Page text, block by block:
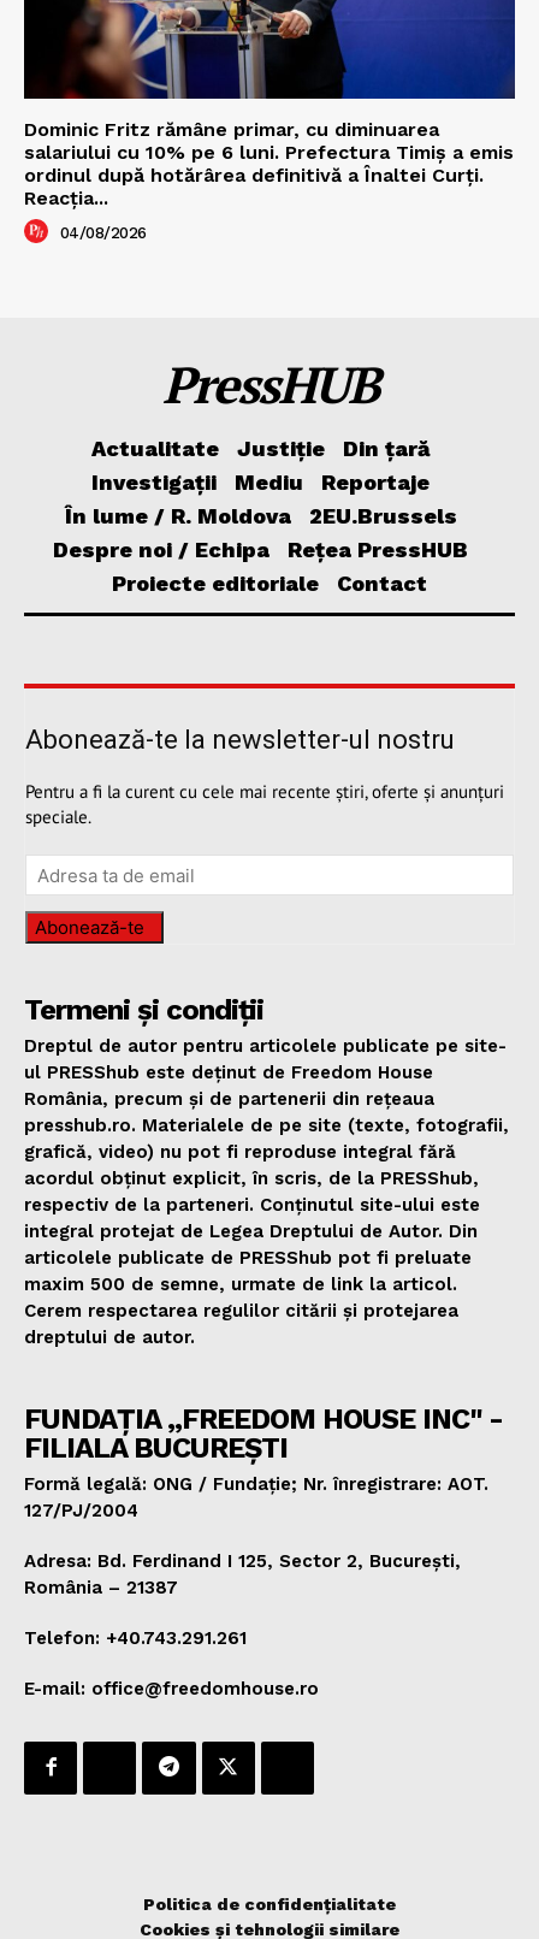
Dominic Fritz rămâne primar, cu diminuarea
salariului cu 10% pe 6 luni. Prefectura Timiș a emis
ordinul după hotărârea definitivă a Înaltei Curți.
Reacția...
04/08/2026
PressHUB
Actualitate Justiție
Din țară
Investigații
Mediu
Reportaje
În lume / R. Moldova
2EU.Brussels
Despre noi / Echipa
Rețea PressHUB
Proiecte editoriale
Contact
Abonează-te la newsletter-ul nostru
Pentru a fi la curent cu cele mai recente știri, oferte și anunțuri
speciale.
Abonează-te
Termeni și condiții
Dreptul de autor pentru articolele publicate pe site-
ul PRESShub este deținut de Freedom House
România, precum și de partenerii din rețeaua
presshub.ro. Materialele de pe site (texte, fotografii,
grafică, video) nu pot fi reproduse integral fără
acordul obținut explicit, în scris, de la PRESShub,
respectiv de la parteneri. Conținutul site-ului este
integral protejat de Legea Dreptului de Autor. Din
articolele publicate de PRESShub pot fi preluate
maxim 500 de semne, urmate de link la articol.
Cerem respectarea regulilor citării și protejarea
dreptului de autor.
FUNDAȚIA „FREEDOM HOUSE INC" -
FILIALA BUCUREȘTI
Formă legală: ONG / Fundație; Nr. înregistrare: AOT.
127/PJ/2004
Adresa: Bd. Ferdinand I 125, Sector 2, București,
România – 21387
Telefon: +40.743.291.261
E-mail: office@freedomhouse.ro
Politica de confidențialitate
Cookies și tehnologii similare